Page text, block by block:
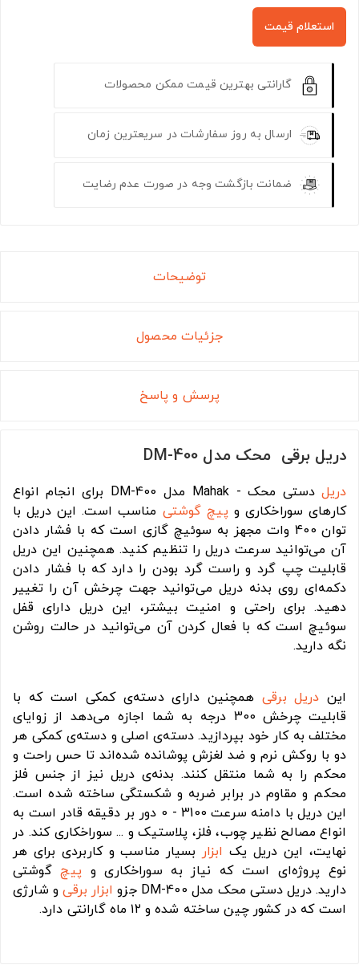
استعلام قیمت
گارانتی بهترین قیمت ممکن محصولات
ارسال به روز سفارشات در سریعترین زمان
ضمانت بازگشت وجه در صورت عدم رضایت
توضیحات
جزئیات محصول
پرسش و پاسخ
دریل برقی محک مدل DM-400
دریل
دستی محک - Mahak مدل DM-400 برای انجام انواع
کارهای سوراخکاری و پیچ گوشتی مناسب است. این دریل با
توان 400 وات مجهز به سوئیچ گازی است که با فشار دادن
آن می‌توانید سرعت دریل را تنظیم کنید. همچنین این دریل
قابلیت چپ گرد و راست گرد بودن را دارد که با فشار دادن
دکمه‌ای روی بدنه دریل می‌توانید جهت چرخش آن را تغییر
دهید. برای راحتی و امنیت بیشتر، این دریل دارای قفل
سوئیچ است که با فعال کردن آن می‌توانید در حالت روشن
نگه دارید.
ایندریل برقیهمچنین دارای دسته‌ی کمکی است که با
قابلیت چرخش 300 درجه به شما اجازه می‌دهد از زوایای
مختلف به کار خود بپردازید. دسته‌ی اصلی و دسته‌ی کمکی هر
دو با روکش نرم و ضد لغزش پوشانده شده‌اند تا حس راحت و
محکم را به شما منتقل کنند. بدنه‌ی دریل نیز از جنس فلز
محکم و مقاوم در برابر ضربه و شکستگی ساخته شده است.
این دریل با دامنه سرعت 3100 - 0 دور بر دقیقه قادر است به
انواع مصالح نظیر چوب، فلز، پلاستیک و ... سوراخکاری کند. در
نهایت، این دریل یک ابزار بسیار مناسب و کاربردی برای هر
نوع پروژه‌ای است که نیاز به سوراخکاری و پیچگوشتی
دارید. دریل دستی محک مدل DM-400 جزو
ابزار برقیو شارژی
است که در کشور چین ساخته شده و ۱۲ ماه گارانتی دارد.